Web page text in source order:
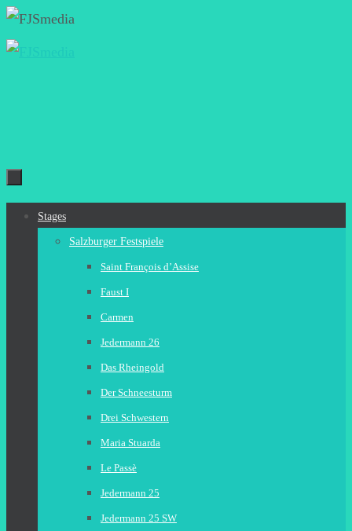
Zum
Inhalt
Zum
Stages
Salzburger Festspiele
Saint François d’Assise
Faust I
Carmen
Jedermann 26
Das Rheingold
Der Schneesturm
Drei Schwestern
Maria Stuarda
Le Passè
Jedermann 25
Jedermann 25 SW